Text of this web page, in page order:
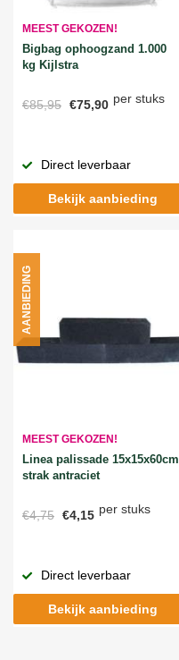
MEEST GEKOZEN!
Bigbag ophoogzand 1.000
kg Kijlstra
€85,95 €75,90 per stuks
Direct leverbaar
Bekijk aanbieding
MEEST GEKOZEN!
Linea palissade 15x15x60cm
strak antraciet
€4,75 €4,15 per stuks
AANBIEDING
Direct leverbaar
Bekijk aanbieding